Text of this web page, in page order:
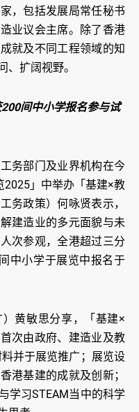
，包括发展局常任秘书
业议会主席。除了香港
就及不同工程领域的知
、扩阔视野。
间中小学报名参与试
务部门及业界机构在今
2025」中举办「基建×教
务政策）何咏贤表示，
建造业的多元面貌与未
次参观，全港超过三分
中小学于展览中报名于
黄敏思分享，「基建×
次由政府、建造业及教
并于展览推广；展览设
港基建的成就及创新；
学习STEAM当中的科学